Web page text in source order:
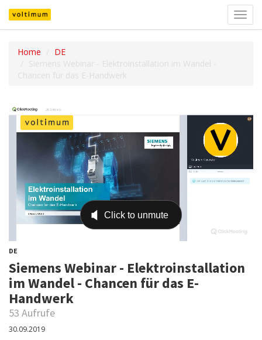
Home
DE
Siemens Webinar - Elektroinstallation im Wandel -
Chancen für das E-Handwerk
DE
Siemens Webinar - Elektroinstallation
im Wandel - Chancen für das E-
Handwerk
53 Aufrufe
30.09.2019